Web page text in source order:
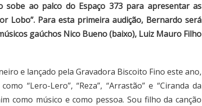
ao palco do Espaço 373 para apresentar as
Lobo”. Para esta primeira audição, Bernardo será
gaúchos Nico Bueno (baixo), Luiz Mauro Filho
e lançado pela Gravadora Biscoito Fino este ano,
“Lero-Lero”, “Reza”, “Arrastão” e “Ciranda da
como músico e como pessoa. Sou filho da canção